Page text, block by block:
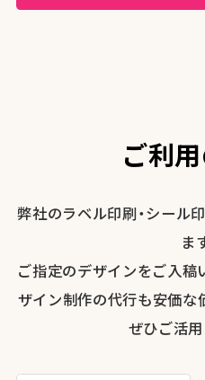
ご利
弊社のラベル印刷・シール
ま
ご指定のデザインをご入稿
ザイン制作の代行も安価な
ぜひご活用